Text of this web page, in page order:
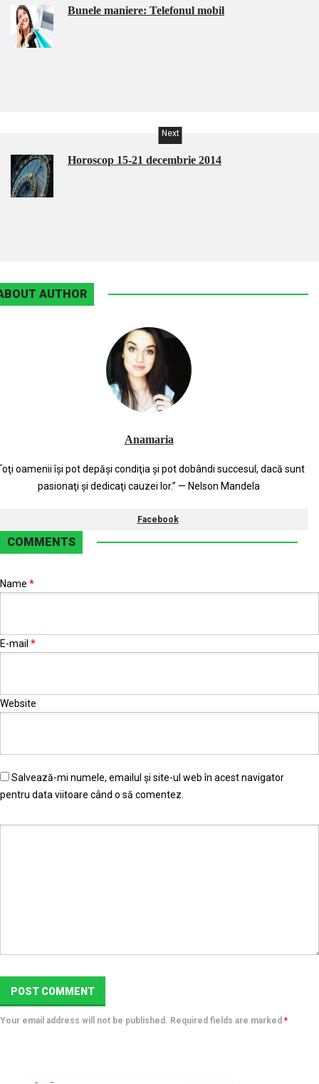
Bunele maniere: Telefonul mobil
Next
Horoscop 15-21 decembrie 2014
AUTHOR
Anamaria
oamenii îşi pot depăşi condiţia şi pot dobândi succesul, dacă sunt
pasionaţi şi dedicaţi cauzei lor.” — Nelson Mandela
Facebook
COMMENTS
Name *
E-mail *
Website
Salvează-mi numele, emailul și site-ul web în acest navigator
pentru data viitoare când o să comentez.
Your email address will not be published. Required fields are marked *